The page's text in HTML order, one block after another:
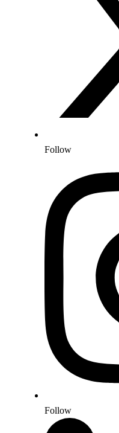
Follow
Follow